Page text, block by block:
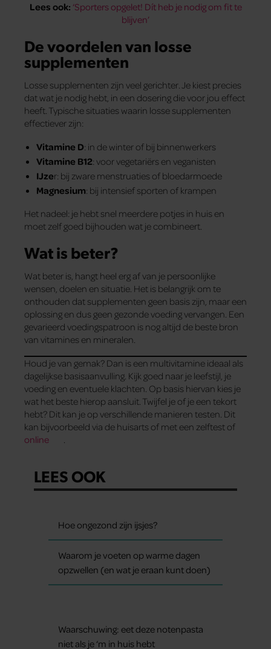
Lees ook: ‘Sporters opgelet! Dít heb je nodig om fit te
blijven’
De voordelen van losse
supplementen
Losse supplementen zijn veel gerichter. Je kiest precies
dat wat je nodig hebt, in een dosering die voor jou effect
heeft. Typische situaties waarin losse supplementen
effectiever zijn:
Vitamine D: in de winter of bij binnenwerkers
Vitamine B12: voor vegetariërs en veganisten
IJzer: bij zware menstruaties of bloedarmoede
Magnesium: bij intensief sporten of krampen
Het nadeel: je hebt snel meerdere potjes in huis en
moet zelf goed bijhouden wat je combineert.
Wat is beter?
Wat beter is, hangt heel erg af van je persoonlijke
wensen, doelen en situatie. Het is belangrijk om te
onthouden dat supplementen geen basis zijn, maar een
oplossing en dus geen gezonde voeding vervangen. Een
gevarieerd voedingspatroon is nog altijd de beste bron
van vitamines en mineralen.
Houd je van gemak? Dan is een multivitamine ideaal als
dagelijkse basisaanvulling. Kijk goed naar je leefstijl, je
voeding en eventuele klachten. Op basis hiervan kies je
wat het beste hierop aansluit. Twijfel je of je een tekort
hebt? Dit kan je op verschillende manieren testen. Dit
kan bijvoorbeeld via de huisarts of met een zelftest of
online
.
LEES OOK
Hoe ongezond zijn ijsjes?
Waarom je voeten op warme dagen
opzwellen (en wat je eraan kunt doen)
Waarschuwing: eet deze notenpasta
niet als je ‘m in huis hebt